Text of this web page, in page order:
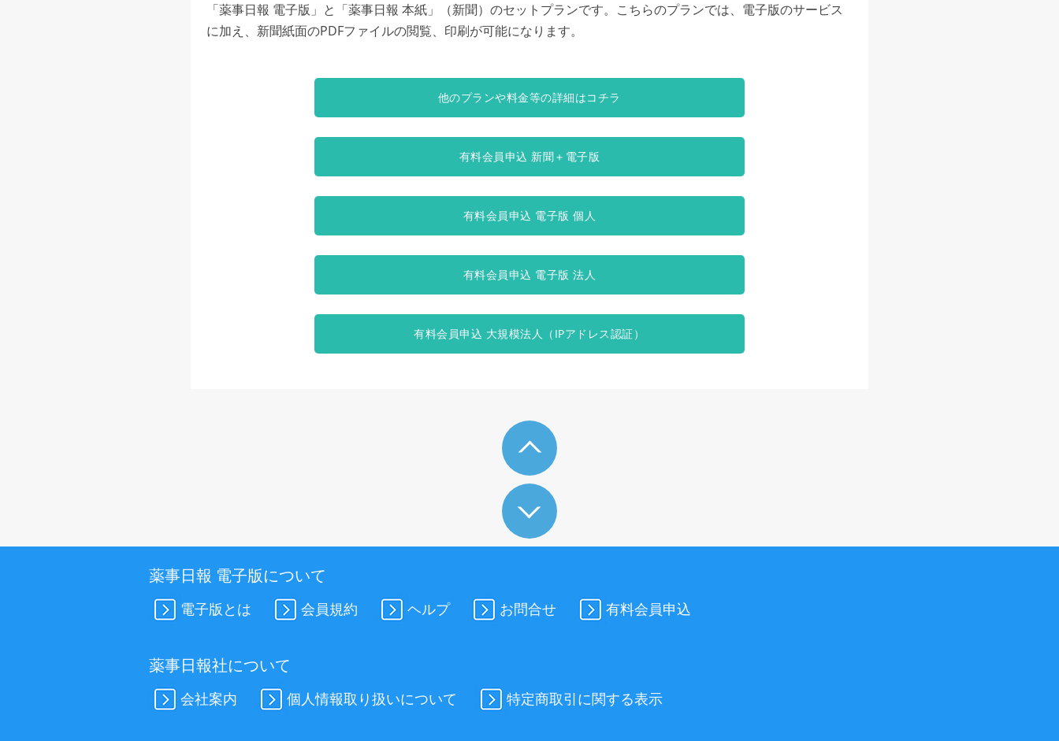
「薬事日報 電子版」と「薬事日報 本紙」（新聞）のセットプランです。こちらのプランでは、電子版のサービス
に加え、新聞紙面のPDFファイルの閲覧、印刷が可能になります。
他のプランや料金等の詳細はコチラ
有料会員申込 新聞＋電子版
有料会員申込 電子版 個人
有料会員申込 電子版 法人
有料会員申込 大規模法人（IPアドレス認証）
薬事日報 電子版について
電子版とは 会員規約 ヘルプ お問合せ 有料会員申込
薬事日報社について
会社案内 個人情報取り扱いについて 特定商取引に関する表示